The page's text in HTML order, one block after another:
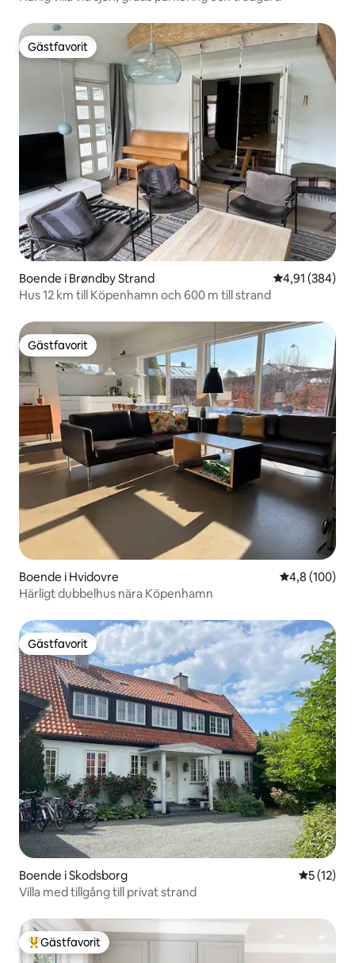
Gästfavorit
Gästfavorit
Boende i Brøndby Strand 4,91 av 5 i
4,91 (384)
Hus 12 km till Köpenhamn och 600 m till strand
Gästfavorit
Gästfavorit
Boende i Hvidovre 4,8 av 5 i
4,8 (100)
Härligt dubbelhus nära Köpenhamn
Gästfavorit
Gästfavorit
Boende i Skodsborg 5 av 5 i
5 (12)
Villa med tillgång till privat strand
Populär gästfavorit
Gästfavorit